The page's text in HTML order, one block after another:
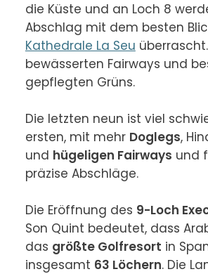
die Küste und an Loch 8
Abschlag mit dem besten
Kathedrale La Seu
bewässerten Fairways und
gepflegten Grüns.
Die letzten neun ist viel
ersten, mit mehr Doglegs,
und hügeligen Fairways und
präzise Abschläge.
Die Eröffnung des 9-Loch
Son Quint bedeutet, dass
das größte Golfresort in
insgesamt 63 Löchern. Die